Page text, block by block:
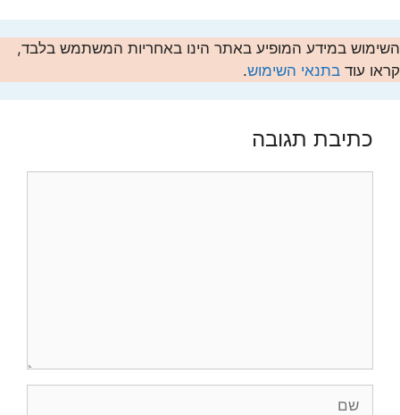
השימוש במידע המופיע באתר הינו באחריות המשתמש בלבד,
קראו עוד בתנאי השימוש.
כתיבת תגובה